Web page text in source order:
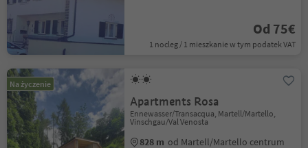
Od 75€
1 nocleg / 1 mieszkanie w tym podatek VAT
Na życzenie
Apartments Rosa
Ennewasser/Transacqua, Martell/Martello,
Vinschgau/Val Venosta
828 m od Martell/Martello centrum